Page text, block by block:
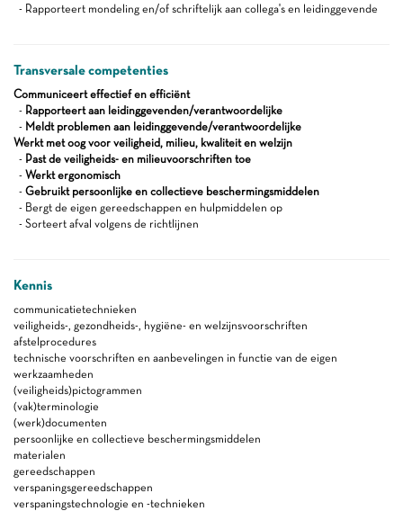
- Rapporteert mondeling en/of schriftelijk aan collega's en leidinggevende
Transversale competenties
Communiceert effectief en efficiënt
- Rapporteert aan leidinggevenden/verantwoordelijke
- Meldt problemen aan leidinggevende/verantwoordelijke
Werkt met oog voor veiligheid, milieu, kwaliteit en welzijn
- Past de veiligheids- en milieuvoorschriften toe
- Werkt ergonomisch
- Gebruikt persoonlijke en collectieve beschermingsmiddelen
- Bergt de eigen gereedschappen en hulpmiddelen op
- Sorteert afval volgens de richtlijnen
Kennis
communicatietechnieken
veiligheids-, gezondheids-, hygiëne- en welzijnsvoorschriften
afstelprocedures
technische voorschriften en aanbevelingen in functie van de eigen
werkzaamheden
(veiligheids)pictogrammen
(vak)terminologie
(werk)documenten
persoonlijke en collectieve beschermingsmiddelen
materialen
gereedschappen
verspaningsgereedschappen
verspaningstechnologie en -technieken